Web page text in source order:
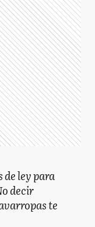
de ley para
decir
te